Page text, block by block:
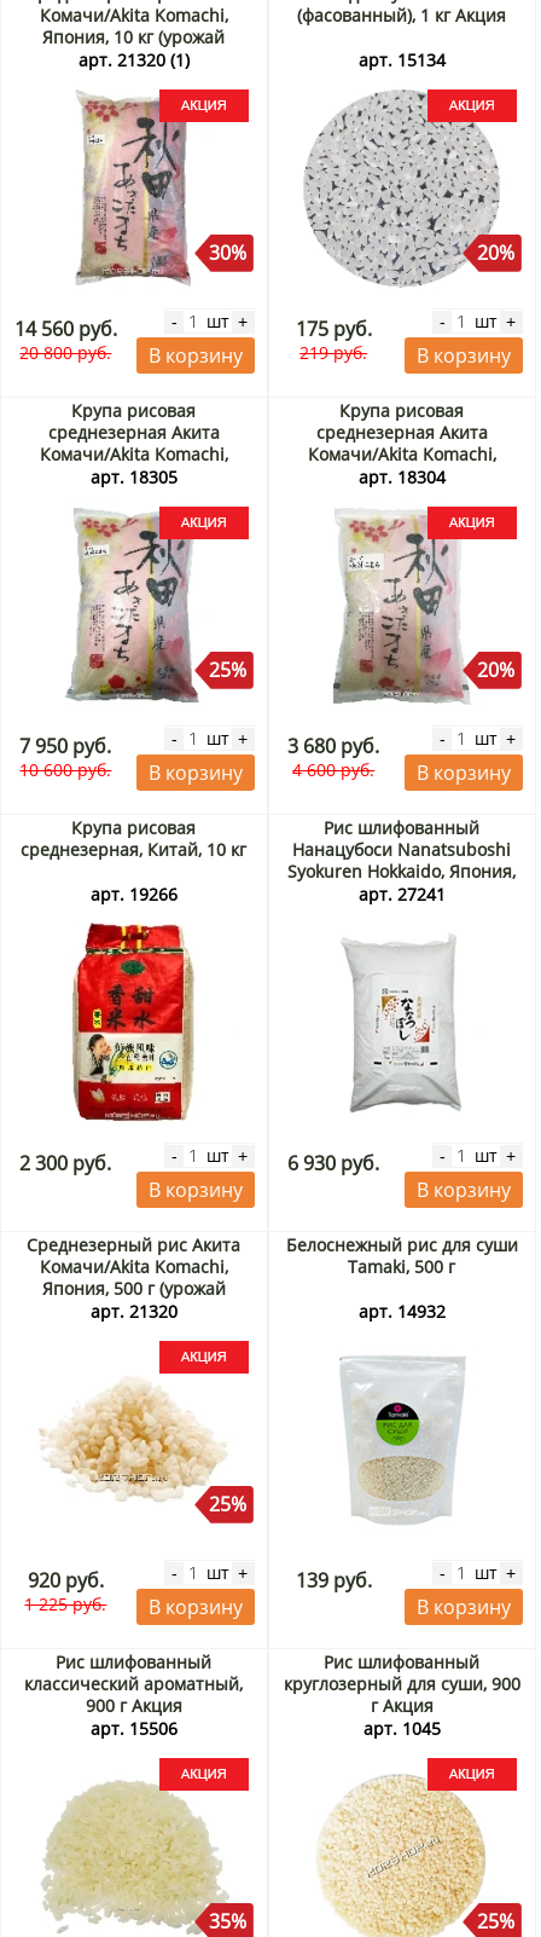
Комачи/Akita Komachi,
Япония, 10 кг (урожай
Ноябрь 2025) Акция
арт. 21320 (1)
30%
14 560 руб.
20 800 руб.
- шт +
В корзину
(фасованный), 1 кг Акция
арт. 15134
20%
175 руб.
219 руб.
- шт +
В корзину
Крупа рисовая
среднезерная Акита
Комачи/Akita Komachi,
Япония, 5 кг (урожай Ноябрь
арт. 18305
25%
7 950 руб.
10 600 руб.
- шт +
В корзину
Крупа рисовая
среднезерная Акита
Комачи/Akita Komachi,
Япония, 2 кг (урожай Ноябрь
арт. 18304
20%
3 680 руб.
4 600 руб.
- шт +
В корзину
Крупа рисовая
среднезерная, Китай, 10 кг
арт. 19266
2 300 руб. - шт +
В корзину
Рис шлифованный
Нанацубоси Nanatsuboshi
Syokuren Hokkaido, Япония,
5 кг
арт. 27241
6 930 руб. - шт +
В корзину
Среднезерный рис Акита
Комачи/Akita Komachi,
Япония, 500 г (урожай
Ноябрь 2025) Акция
арт. 21320
25%
920 руб.
1 225 руб.
- шт +
В корзину
Белоснежный рис для суши
Tamaki, 500 г
арт. 14932
139 руб. - шт +
В корзину
Рис шлифованный
классический ароматный,
900 г Акция
арт. 15506
35%
Рис шлифованный
круглозерный для суши, 900
г Акция
арт. 1045
25%